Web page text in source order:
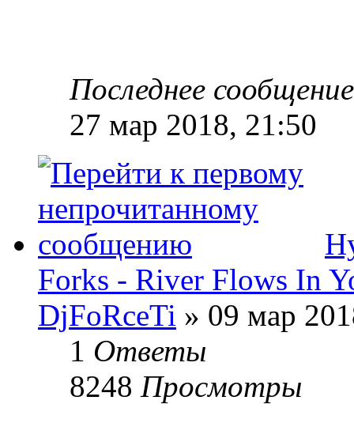
Последнее
27 мар 2018, 21:50
Forks - River Flows In
DjFoRceTi » 09 мар
1 Ответы
8248 Просмотры